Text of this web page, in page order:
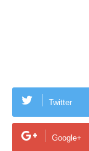
Twitter
Google+